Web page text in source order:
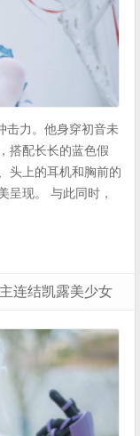
击力。他身穿初音未
搭配长长的蓝色假
头上的耳机和胸前的
呈现。 与此同时，
连结凯露美少女